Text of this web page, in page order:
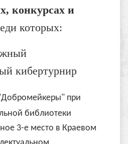
конкурсах и
которых:
кибертурнир
при
библиотеки
3-е место в Краевом